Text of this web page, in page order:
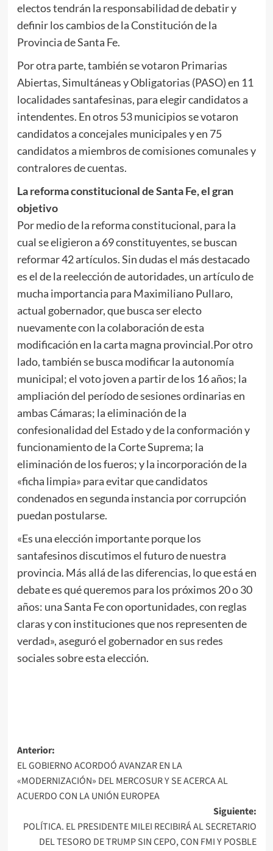
electos tendrán la responsabilidad de debatir y
definir los cambios de la Constitución de la
Provincia de Santa Fe.
Por otra parte, también se votaron Primarias
Abiertas, Simultáneas y Obligatorias (PASO) en 11
localidades santafesinas, para elegir candidatos a
intendentes. En otros 53 municipios se votaron
candidatos a concejales municipales y en 75
candidatos a miembros de comisiones comunales y
contralores de cuentas.
La reforma constitucional de Santa Fe, el gran
objetivo
Por medio de la reforma constitucional, para la
cual se eligieron a 69 constituyentes, se buscan
reformar 42 artículos. Sin dudas el más destacado
es el de la reelección de autoridades, un artículo de
mucha importancia para Maximiliano Pullaro,
actual gobernador, que busca ser electo
nuevamente con la colaboración de esta
modificación en la carta magna provincial.Por otro
lado, también se busca modificar la autonomía
municipal; el voto joven a partir de los 16 años; la
ampliación del período de sesiones ordinarias en
ambas Cámaras; la eliminación de la
confesionalidad del Estado y de la conformación y
funcionamiento de la Corte Suprema; la
eliminación de los fueros; y la incorporación de la
«ficha limpia» para evitar que candidatos
condenados en segunda instancia por corrupción
puedan postularse.
«Es una elección importante porque los
santafesinos discutimos el futuro de nuestra
provincia. Más allá de las diferencias, lo que está en
debate es qué queremos para los próximos 20 o 30
años: una Santa Fe con oportunidades, con reglas
claras y con instituciones que nos representen de
verdad», aseguró el gobernador en sus redes
sociales sobre esta elección.
Navegación
de
entradas
Anterior:
EL GOBIERNO ACORDOÓ AVANZAR EN LA
«MODERNIZACIÓN» DEL MERCOSUR Y SE ACERCA AL
ACUERDO CON LA UNIÓN EUROPEA
Siguiente:
POLÍTICA. EL PRESIDENTE MILEI RECIBIRÁ AL SECRETARIO
DEL TESORO DE TRUMP SIN CEPO, CON FMI Y POSBLE